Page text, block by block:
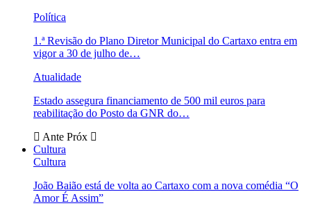
Política
1.ª Revisão do Plano Diretor Municipal do Cartaxo entra em
vigor a 30 de julho de…
Atualidade
Estado assegura financiamento de 500 mil euros para
reabilitação do Posto da GNR do…
Ante Próx
Cultura
Cultura
João Baião está de volta ao Cartaxo com a nova comédia “O
Amor É Assim”